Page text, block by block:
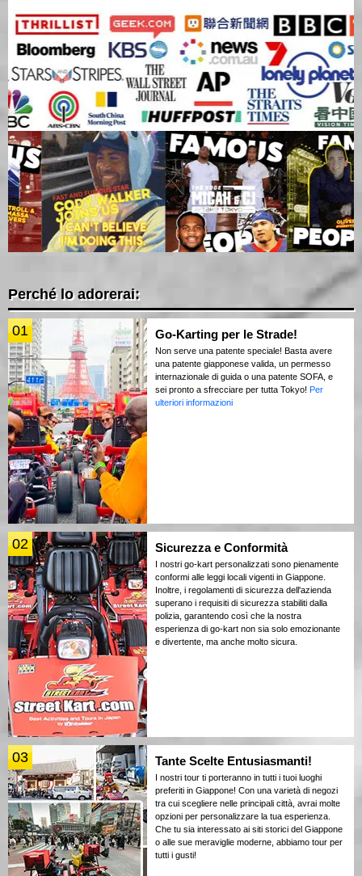
Perché lo adorerai:
01 Go-Karting per le Strade!
Non serve una patente speciale! Basta avere
una patente giapponese valida, un permesso
internazionale di guida o una patente SOFA, e
sei pronto a sfrecciare per tutta Tokyo! Per
ulteriori informazioni
02 Sicurezza e Conformità
I nostri go-kart personalizzati sono pienamente
conformi alle leggi locali vigenti in Giappone.
Inoltre, i regolamenti di sicurezza dell'azienda
superano i requisiti di sicurezza stabiliti dalla
polizia, garantendo così che la nostra
esperienza di go-kart non sia solo emozionante
e divertente, ma anche molto sicura.
03 Tante Scelte Entusiasmanti!
I nostri tour ti porteranno in tutti i tuoi luoghi
preferiti in Giappone! Con una varietà di negozi
tra cui scegliere nelle principali città, avrai molte
opzioni per personalizzare la tua esperienza.
Che tu sia interessato ai siti storici del Giappone
o alle sue meraviglie moderne, abbiamo tour per
tutti i gusti!